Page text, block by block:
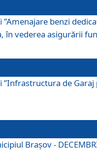
benzi
în vederea asigurării
de
Braşov -